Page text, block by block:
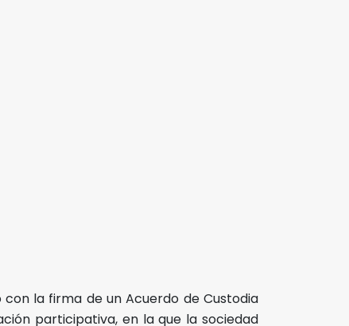
la firma de un Acuerdo de Custodia
participativa, en la que la sociedad